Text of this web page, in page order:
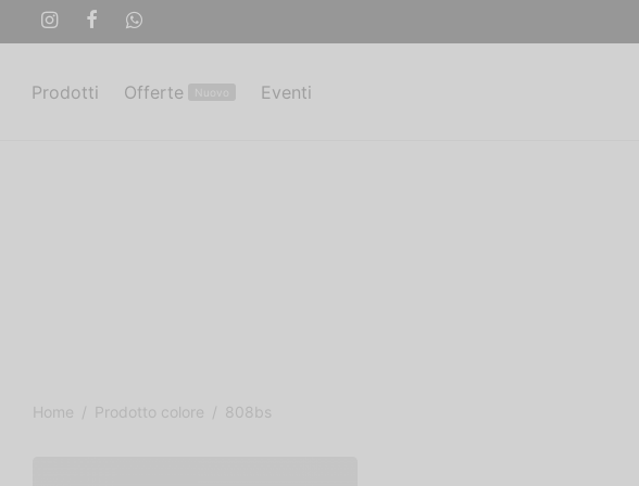
Prodotti Offerte Eventi
Home / Prodotto colore / 808bs